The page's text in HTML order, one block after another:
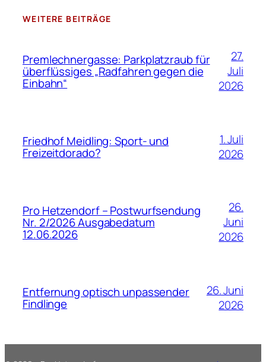
WEITERE BEITRÄGE
Premlechnergasse: Parkplatzraub für
überflüssiges „Radfahren gegen die
Einbahn“
27.
Juli
2026
Friedhof Meidling: Sport- und
Freizeitdorado?
1. Juli
2026
Pro Hetzendorf – Postwurfsendung
Nr. 2/2026 Ausgabedatum
12.06.2026
26.
Juni
2026
Entfernung optisch unpassender
Findlinge
26. Juni
2026